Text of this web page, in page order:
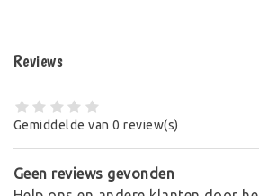
Reviews
Gemiddelde van 0 review(s)
Geen reviews gevonden